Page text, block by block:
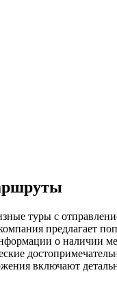
туры с
предлагает
о наличии
включают